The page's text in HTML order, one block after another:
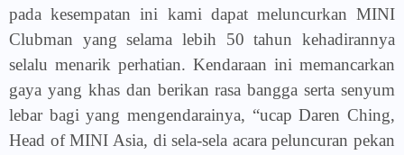
pada kesempatan ini kami dapat meluncurkan MINI
Clubman yang selama lebih 50 tahun kehadirannya
selalu menarik perhatian. Kendaraan ini memancarkan
gaya yang khas dan berikan rasa bangga serta senyum
lebar bagi yang mengendarainya, “ucap Daren Ching,
Head of MINI Asia, di sela-sela acara peluncuran pekan